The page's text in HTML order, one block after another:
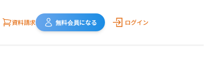
資料請求 無料会員になる ログイン